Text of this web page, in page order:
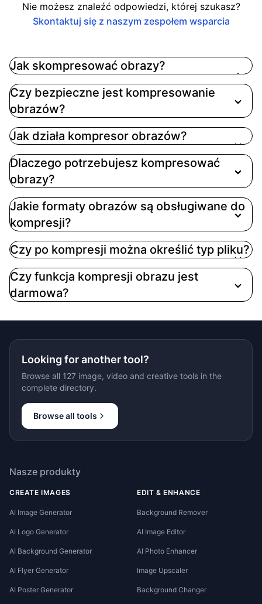
Nie możesz znaleźć odpowiedzi, której szukasz?
Skontaktuj się z naszym zespołem wsparcia
Jak skompresować obrazy?
Kompresja obrazów naszym narzędziem jest
prosta: 1. Kliknij przycisk przesyłania lub
przeciągnij i upuść swoje obrazy na obszar
między 10% a 95%, aby znaleźć idealną
równowagę między rozmiarem pliku a jakością
obrazu. 3. Gdy przetwarzanie się zakończy,
pobierz swoje skompresowane obrazy
zajmuje zaledwie kilka sekund, nawet dla wielu
obrazów
Czy bezpieczne jest kompresowanie
obrazów?
Jak działa kompresor obrazów?
Dlaczego potrzebujesz kompresować
obrazy?
Jakie formaty obrazów są obsługiwane do
kompresji?
Czy po kompresji można określić typ pliku?
Czy funkcja kompresji obrazu jest
darmowa?
Looking for another tool?
Browse all 127 image, video and creative tools in the
complete directory.
Browse all tools
Nasze produkty
CREATE IMAGES
AI Image Generator
AI Logo Generator
AI Background Generator
AI Flyer Generator
AI Poster Generator
EDIT & ENHANCE
Background Remover
AI Image Editor
AI Photo Enhancer
Image Upscaler
Background Changer